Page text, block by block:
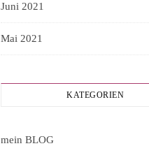
Juni 2021
Mai 2021
KATEGORIEN
mein BLOG